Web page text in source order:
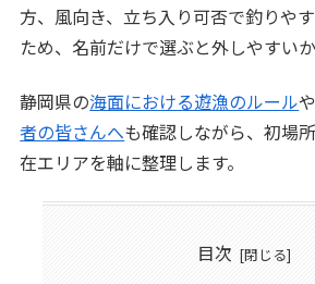
方、風向き、立ち入り可否で釣りや
ため、名前だけで選ぶと外しやすいか
静岡県の海面における遊漁のルール
者の皆さんへも確認しながら、初場
在エリアを軸に整理します。
目次